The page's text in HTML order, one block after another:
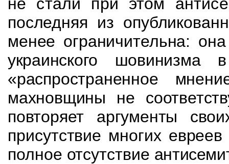
последняя из
менее ограничительна:
украинского
«распространенное
махновщины не
повторяет аргументы
присутствие многих
полное отсутствие